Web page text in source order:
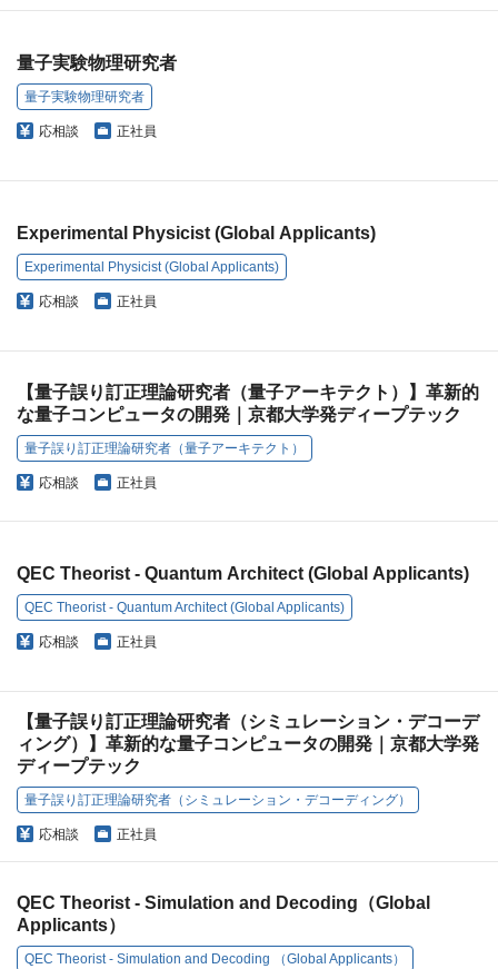
量子実験物理研究者
量子実験物理研究者
応相談 正社員
Experimental Physicist (Global Applicants)
Experimental Physicist (Global Applicants)
応相談 正社員
【量子誤り訂正理論研究者（量子アーキテクト）】革新的
な量子コンピュータの開発｜京都大学発ディープテック
量子誤り訂正理論研究者（量子アーキテクト）
応相談 正社員
QEC Theorist - Quantum Architect (Global Applicants)
QEC Theorist - Quantum Architect (Global Applicants)
応相談 正社員
【量子誤り訂正理論研究者（シミュレーション・デコーデ
ィング）】革新的な量子コンピュータの開発｜京都大学発
ディープテック
量子誤り訂正理論研究者（シミュレーション・デコーディング）
応相談 正社員
QEC Theorist - Simulation and Decoding（Global
Applicants）
QEC Theorist - Simulation and Decoding （Global Applicants）